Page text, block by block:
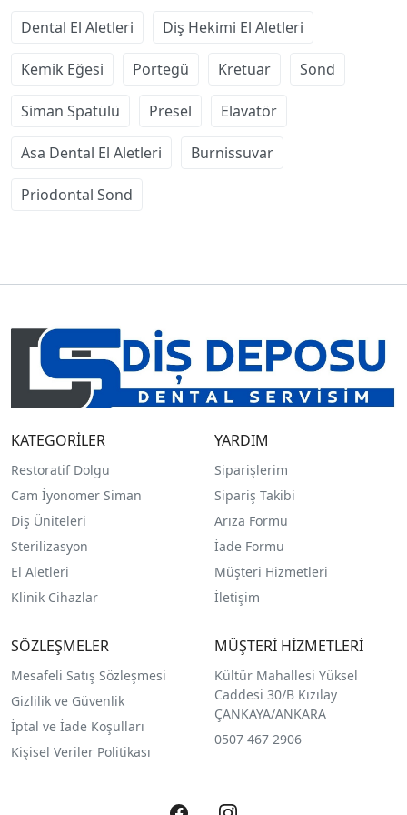
Dental El Aletleri Diş Hekimi El Aletleri
Kemik Eğesi Portegü Kretuar Sond
Siman Spatülü Presel Elavatör
Asa Dental El Aletleri Burnissuvar
Priodontal Sond
KATEGORİLER
Restoratif Dolgu
Cam İyonomer Siman
Diş Üniteleri
Sterilizasyon
El Aletleri
Klinik Cihazlar
YARDIM
Siparişlerim
Sipariş Takibi
Arıza Formu
İade Formu
Müşteri Hizmetleri
İletişim
SÖZLEŞMELER
Mesafeli Satış Sözleşmesi
Gizlilik ve Güvenlik
İptal ve İade Koşulları
Kişisel Veriler Politikası
MÜŞTERİ HİZMETLERİ
Kültür Mahallesi Yüksel
Caddesi 30/B Kızılay
ÇANKAYA/ANKARA
0507 467 2906